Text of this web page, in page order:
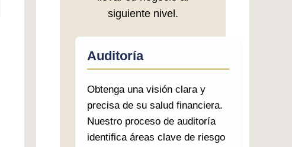
siguiente nivel.
Auditoría
Obtenga una visión clara y
precisa de su salud financiera.
Nuestro proceso de auditoría
identifica áreas clave de riesgo